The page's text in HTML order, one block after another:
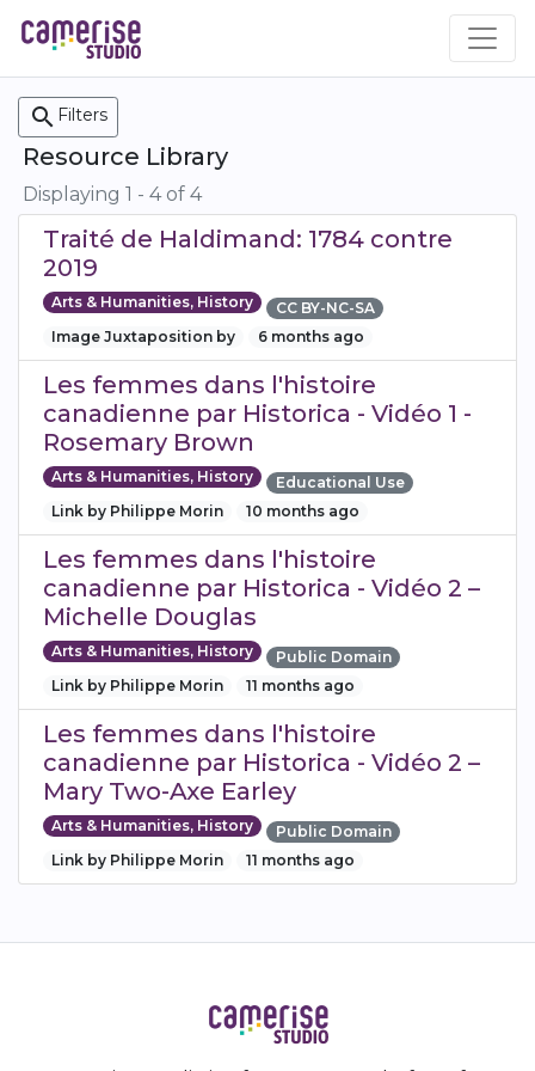
main
content
search Filters
Resource Library
Displaying 1 - 4 of 4
Traité de Haldimand: 1784 contre
2019
Arts & Humanities, History
CC BY-NC-SA
Image Juxtaposition by
6 months ago
Les femmes dans l'histoire
canadienne par Historica - Vidéo 1 -
Rosemary Brown
Arts & Humanities, History
Educational Use
Link by Philippe Morin
10 months ago
Les femmes dans l'histoire
canadienne par Historica - Vidéo 2 –
Michelle Douglas
Arts & Humanities, History
Public Domain
Link by Philippe Morin
11 months ago
Les femmes dans l'histoire
canadienne par Historica - Vidéo 2 –
Mary Two-Axe Earley
Arts & Humanities, History
Public Domain
Link by Philippe Morin
11 months ago